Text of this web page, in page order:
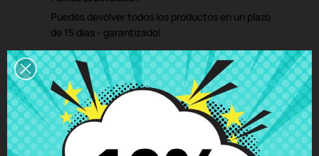
Puedes devolver todos los productos en un plazo
de 15 días - garantizado!
Descripción
Detalles del producto